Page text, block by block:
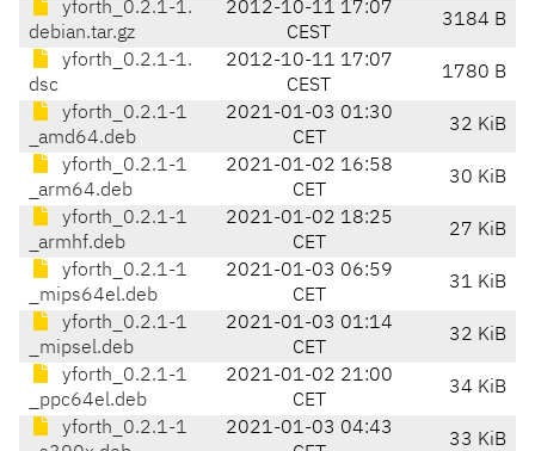
yforth_0.2.1-1.
debian.tar.gz
2012-10-11 17:07
CEST
3184 B
yforth_0.2.1-1.
dsc
2012-10-11 17:07
CEST
1780 B
yforth_0.2.1-1
_amd64.deb
2021-01-03 01:30
CET
32 KiB
yforth_0.2.1-1
_arm64.deb
2021-01-02 16:58
CET
30 KiB
yforth_0.2.1-1
_armhf.deb
2021-01-02 18:25
CET
27 KiB
yforth_0.2.1-1
_mips64el.deb
2021-01-03 06:59
CET
31 KiB
yforth_0.2.1-1
_mipsel.deb
2021-01-03 01:14
CET
32 KiB
yforth_0.2.1-1
_ppc64el.deb
2021-01-02 21:00
CET
34 KiB
yforth_0.2.1-1
2021-01-03 04:43
33 KiB